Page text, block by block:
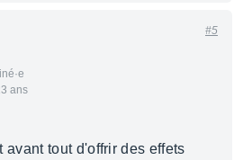
ans
#5
avant tout d'offrir des effets